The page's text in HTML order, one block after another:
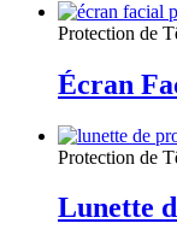
Protection de
Écran
Protection de
Lunette